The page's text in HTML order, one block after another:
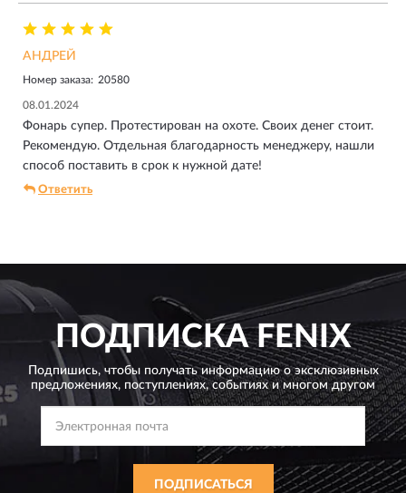
АНДРЕЙ
Номер заказа: 20580
08.01.2024
Фонарь супер. Протестирован на охоте. Своих денег стоит.
Рекомендую. Отдельная благодарность менеджеру, нашли
способ поставить в срок к нужной дате!
Ответить
ПОДПИСКАFENIX
Подпишись, чтобы получать информацию о эксклюзивных
предложениях, поступлениях, событиях и многом другом
ПОДПИСАТЬСЯ